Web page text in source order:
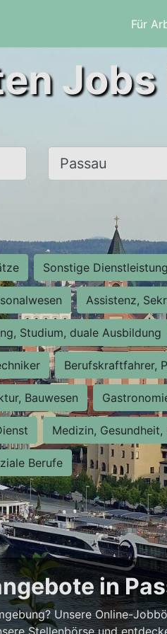
Für
Jobs
Ort, Stadt
Sonstige
Assistenz,
Studium, duale Ausbildung
Berufskraftfahrer,
Bauwesen
Medizin, Gesundheit,
Berufe
in
Unsere Online-